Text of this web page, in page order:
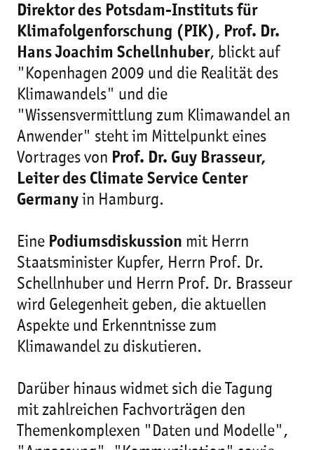
Direktor des Potsdam-Instituts für
Klimafolgenforschung (PIK), Prof. Dr.
Hans Joachim Schellnhuber, blickt auf
"Kopenhagen 2009 und die Realität des
Klimawandels" und die
"Wissensvermittlung zum Klimawandel an
Anwender" steht im Mittelpunkt eines
Vortrages von Prof. Dr. Guy Brasseur,
Leiter des Climate Service Center
Germany in Hamburg.
Eine Podiumsdiskussion mit Herrn
Staatsminister Kupfer, Herrn Prof. Dr.
Schellnhuber und Herrn Prof. Dr. Brasseur
wird Gelegenheit geben, die aktuellen
Aspekte und Erkenntnisse zum
Klimawandel zu diskutieren.
Darüber hinaus widmet sich die Tagung
mit zahlreichen Fachvorträgen den
Themenkomplexen "Daten und Modelle",